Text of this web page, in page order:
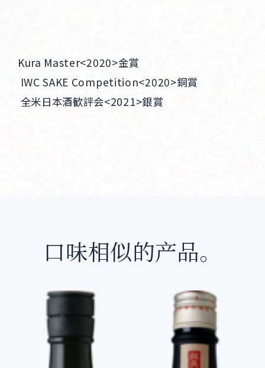
Kura Master<2020>金賞
全米日本酒歓評会<2021>銀賞
口味相似的产品。